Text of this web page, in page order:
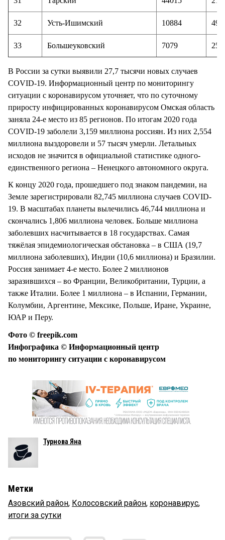
32 Усть-Ишимский 10884 49
33 Большеуковский 7079 25
В России за сутки выявили 27,7 тысячи новых случаев
COVID-19. Информационный центр по мониторингу
ситуации с коронавирусом уточняет, что по суточному
приросту инфицированных коронавирусом Омская область
заняла 24-е место из 85 регионов. По итогам 2020 года
COVID-19 заболели 3,159 миллиона россиян. Из них 2,554
миллиона выздоровели и 57 тысяч умерли. Летальных
исходов не значится в официальной статистике одного-
единственного региона – Ненецкого автономного округа.
К концу 2020 года, прошедшего под знаком пандемии, на
Земле зарегистрировали 82,745 миллиона случаев COVID-
19. В масштабах планеты вылечились 46,744 миллиона и
скончались 1,806 миллиона человек. Больше миллиона
заболевших насчитывается в 18 государствах. Самая
тяжёлая эпидемиологическая обстановка – в США (19,7
миллиона заболевших), Индии (10,6 миллиона) и Бразилии.
Россия занимает 4-е место. Более 2 миллионов
заразившихся – во Франции, Великобритании, Турции, а
также Италии. Более 1 миллиона – в Испании, Германии,
Колумбии, Аргентине, Мексике, Польше, Иране, Украине,
ЮАР и Перу.
Фото © freepik.com
Инфографика © Информационный центр
по мониторингу ситуации с коронавирусом
Турнова Яна
Метки
Азовский район, Колосовский район, коронавирус,
итоги за сутки